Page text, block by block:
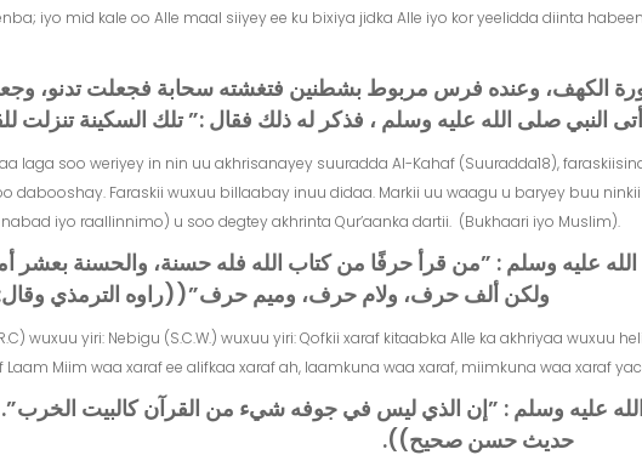
iyo mid kale oo Alle maal siiyey ee ku bixiya jidka Alle iyo kor yeelidda diinta
الكهف، وعنده فرس مربوط بشطنين فتغشته سحابة فجعلت تدنو،
النبي صلى الله عليه وسلم ، فذكر له ذلك فقال ‏:‏‏”‏ تلك السكينة
laga soo weriyey in nin uu akhrisanayey suuradda Al-Kahaf (Suuradda18),
dabooshay. Faraskii wuxuu billaabay inuu didaa. Markii uu waagu u baryey buu
iyo raallinnimo) u soo degtey akhrinta Qur’aanka dartii. (Bukhaari iyo Muslim).
عليه وسلم ‏:‏ ‏”‏من قرأ حرفًا من كتاب الله فله حسنة، والحسنة بعشر
ولكن ألف حرف، ولام حرف، وميم حرف‏”‏‏(‏‏(‏راوه الترمذي
wuxuu yiri: Nebigu (S.C.W.) wuxuu yiri: Qofkii xaraf kitaabka Alle ka akhriyaa wuxuu
Miim waa xaraf ee alifkaa xaraf ah, laamkuna waa xaraf, miimkuna waa xaraf
عليه وسلم ‏:‏ ‏”‏إن الذي ليس في جوفه شيء من القرآن كالبيت
حديث حسن صحيح‏)‏‏)‏‏.